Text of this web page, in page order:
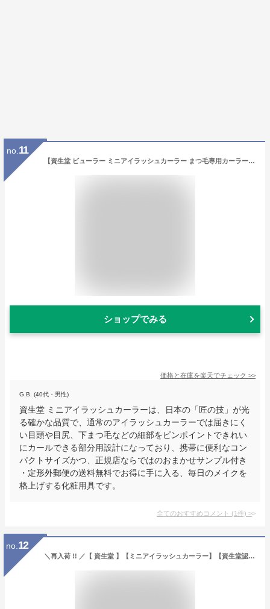
no. 11
【資生堂 ビューラー ミニアイラッシュカーラー まつ毛専用カーラー（部分用）匠の技きれいにカール 日本製 化粧用具 】【資生堂正規店 おまかせサンプル付き 定形外郵便配送費込み】
ショップでみる
価格と在庫を楽天でチェック >>
G.B. (40代・男性)
資生堂 ミニアイラッシュカーラーは、日本の「匠の技」が光
る確かな品質で、通常のアイラッシュカーラーでは届きにく
い目頭や目尻、下まつ毛などの細部をピンポイントできれい
にカールできる部分用設計になっており、携帯に便利なコン
パクトサイズかつ、正規店ならではのおまかせサンプル付き
・定形外郵便の送料無料でお得に手に入る、毎日のメイクを
格上げする化粧用具です。
全てのおすすめコメント (1件) >
no. 12
＼再入荷 !! ／【 資生堂 】【ミニアイラッシュカーラー】【資生堂認定ショップ】【ビューラー】【部分用】【定形外郵便で送料無料】